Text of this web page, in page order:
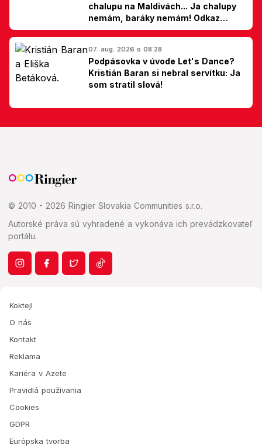
chalupu na Maldivách... Ja chalupy
nemám, baráky nemám! Odkaz
Slovákom
07. aug. 2026 o 08:28
Podpásovka v úvode Let's Dance?
Kristián Baran si nebral servítku: Ja
som stratil slová!
© 2010 - 2026 Ringier Slovakia Communities s.r.o.
Autorské práva sú vyhradené a vykonáva ich prevádzkovateľ
portálu.
Koktejl
O nás
Kontakt
Reklama
Kariéra v Azete
Pravidlá používania
Cookies
GDPR
Európska tvorba